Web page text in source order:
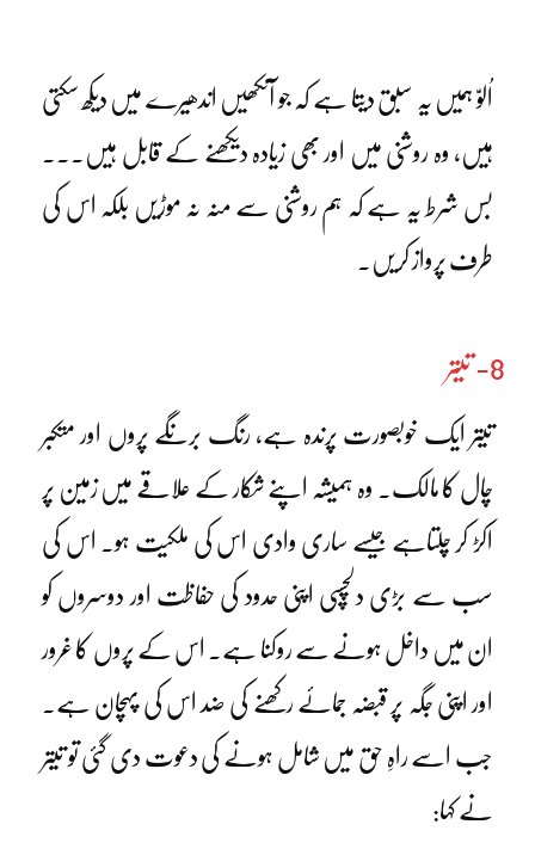
اُلوّ ہمیں یہ سبق دیتا ہے کہ جو آنکھیں اندھیرے میں دیکھ سکتی
ہیں، وہ روشنی میں اور بھی زیادہ دیکھنے کے قابل ہیں۔۔۔
بس شرط یہ ہے کہ ہم روشنی سے منہ نہ موڑیں بلکہ اس کی
طرف پرواز کریں۔
8- تیتر
تیتر ایک خوبصورت پرندہ ہے، رنگ برنگے پروں اور متکبر
چال کا مالک۔ وہ ہمیشہ اپنے شکار کے علاقے میں زمین پر
اَکڑ کر چلتاہے جیسے ساری وادی اس کی ملکیت ہو۔ اس کی
سب سے بڑی دلچسپی اپنی حدود کی حفاظت اور دوسروں کو
ان میں داخل ہونے سے روکنا ہے۔ اس کے پروں کا غرور
اور اپنی جگہ پر قبضہ جمائے رکھنے کی ضد اس کی پہچان ہے۔
جب اسے راہِ حق میں شامل ہونے کی دعوت دی گئی تو تیتر
نے کہا: